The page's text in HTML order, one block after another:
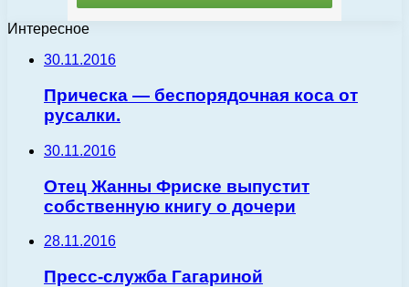
Интересное
30.11.2016
Прическа — беспорядочная коса от
русалки.
30.11.2016
Отец Жанны Фриске выпустит
собственную книгу о дочери
28.11.2016
Пресс-служба Гагариной